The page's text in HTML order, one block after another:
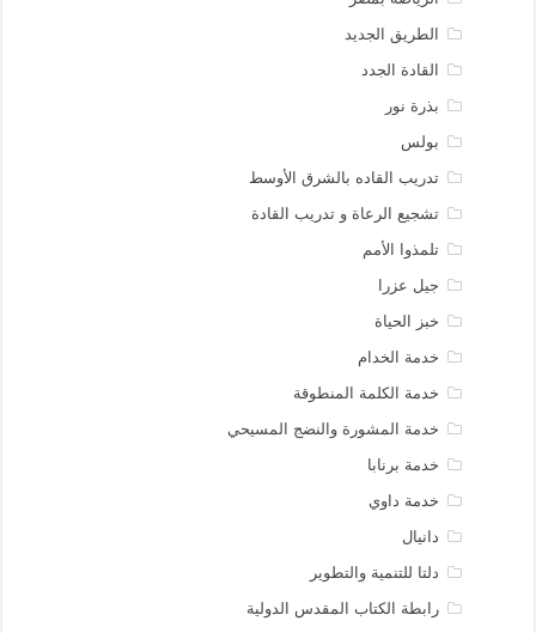
الطريق الجديد
القادة الجدد
بذرة نور
بولس
تدريب القاده بالشرق الأوسط
تشجيع الرعاة و تدريب القادة
تلمذوا الأمم
جيل عزرا
خبز الحياة
خدمة الخدام
خدمة الكلمة المنطوقة
خدمة المشورة والنضج المسيحي
خدمة برنابا
خدمة داوي
دانيال
دلتا للتنمية والتطوير
رابطة الكتاب المقدس الدولية